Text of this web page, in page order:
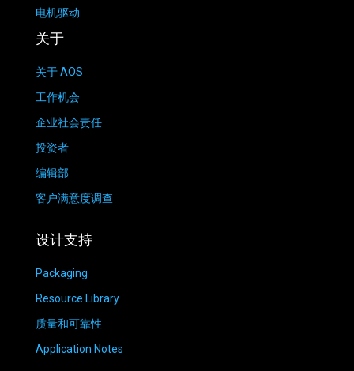
电机驱动
关于
关于 AOS
工作机会
企业社会责任
投资者
编辑部
客户满意度调查
设计支持
Packaging
Resource Library
质量和可靠性
Application Notes